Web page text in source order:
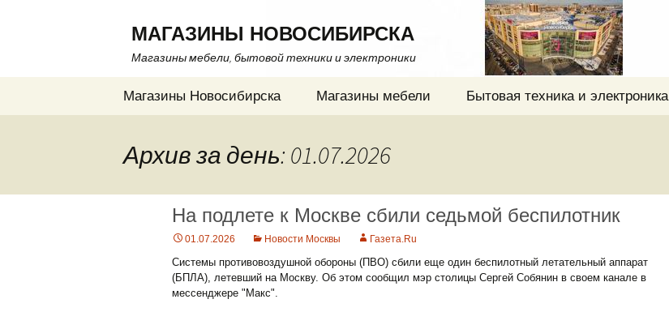
МАГАЗИНЫ НОВОСИБИРСКА
Магазины мебели, бытовой техники и электроники
содержимому
Магазины Новосибирска Магазины мебели Бытовая техника и электроника
Архив за день: 01.07.2026
На подлете к Москве сбили седьмой беспилотник
01.07.2026 Новости Москвы Газета.Ru
Системы противовоздушной обороны (ПВО) сбили еще один беспилотный летательный аппарат
(БПЛА), летевший на Москву. Об этом сообщил мэр столицы Сергей Собянин в своем канале в
мессенджере "Макс".